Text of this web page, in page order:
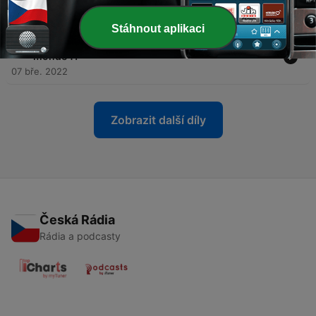
14 bře. 2022
12 - S2 Ep6 : Sommes-nous proches de la fin du
monde ?!
07 bře. 2022
Zobrazit další díly
Česká Rádia
Rádia a podcasty
Stáhnout aplikaci